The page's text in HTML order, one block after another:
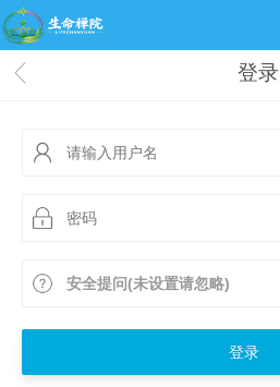
登录
安全提问(未设置请忽略)
登录